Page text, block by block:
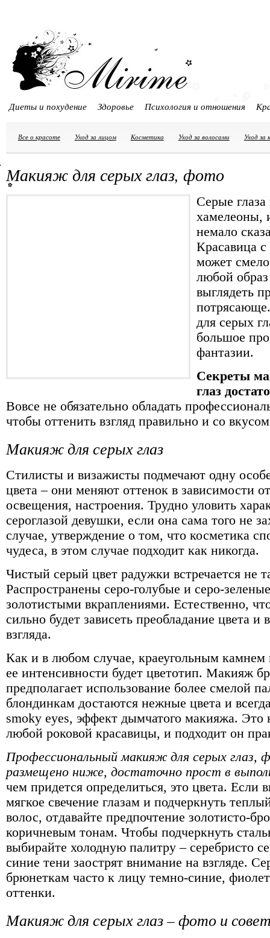
Диеты и похудение Здоровье Психология и отношения
Все о красоте Уход за лицом Косметика Уход за волосами Уход за
Макияж для серых глаз, фото
Серые
хамелеоны,
немало
Красавица
может
любой
выглядеть
для серых
большое
фантазии.
Секреты
глаз
Вовсе не обязательно обладать
чтобы оттенить взгляд правильно и со
Макияж для серых глаз
Стилисты и визажисты подмечают одну
цвета – они меняют оттенок в зависимости
освещения, настроения. Трудно уловить
сероглазой девушки, если она сама того не
случае, утверждение о том, что косметика
чудеса, в этом случае подходит как никогда.
Чистый серый цвет радужки встречается не
Распространены серо-голубые и серо-
золотистыми вкраплениями. Естественно,
сильно будет зависеть преобладание цвета и
взгляда.
Как и в любом случае, краеугольным
ее интенсивности будет цветотип. Макияж
предполагает использование более смелой
блондинкам достаются нежные цвета и
smoky eyes, эффект дымчатого макияжа. Это
любой роковой красавицы, и подходит он
Профессиональный макияж для серых глаз,
размещено ниже, достаточно прост в
чем придется определиться, это цвета. Если
мягкое свечение глазам и подчеркнуть
волос, отдавайте предпочтение золотисто-
коричневым тонам. Чтобы подчеркнуть
выбирайте холодную палитру – серебристо
синие тени заострят внимание на взгляде.
брюнеткам часто к лицу темно-синие,
оттенки.
Макияж для серых глаз – фото и